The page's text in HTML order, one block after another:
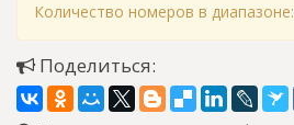
Количество номеров в диапазоне:
Поделиться: